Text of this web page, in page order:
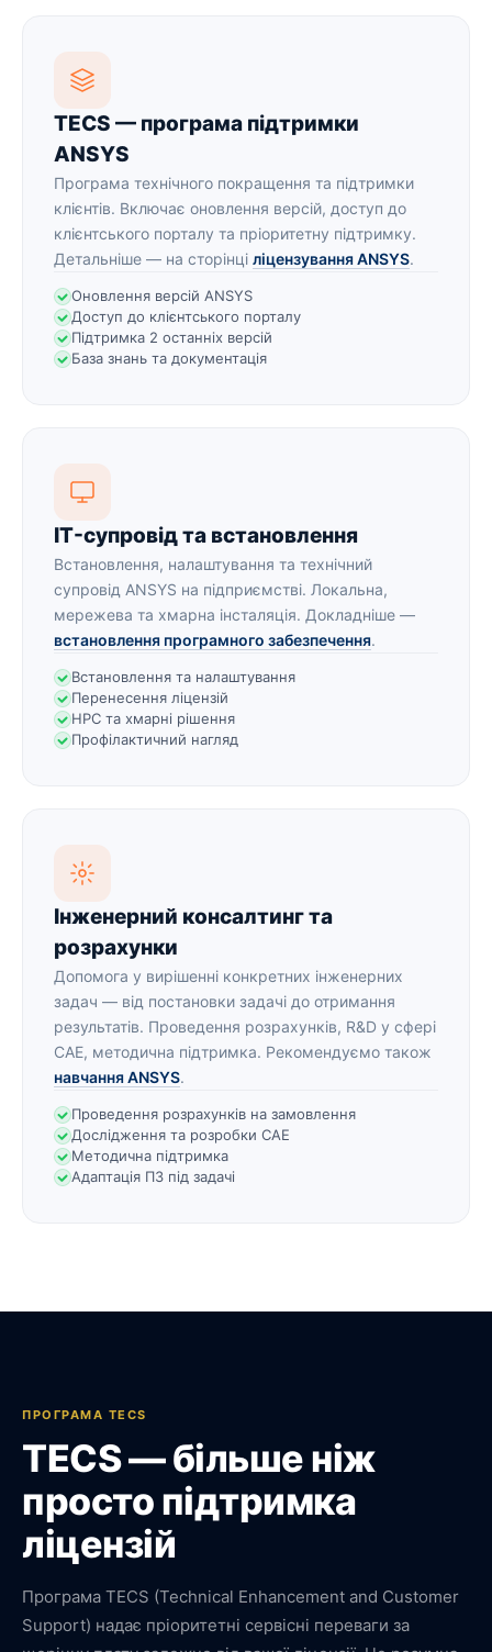
TECS — програма підтримки
ANSYS
Програма технічного покращення та підтримки
клієнтів. Включає оновлення версій, доступ до
клієнтського порталу та пріоритетну підтримку.
Детальніше — на сторінці ліцензування ANSYS.
Оновлення версій ANSYS
Доступ до клієнтського порталу
Підтримка 2 останніх версій
База знань та документація
IT-супровід та встановлення
Встановлення, налаштування та технічний
супровід ANSYS на підприємстві. Локальна,
мережева та хмарна інсталяція. Докладніше —
встановлення програмного забезпечення.
Встановлення та налаштування
Перенесення ліцензій
HPC та хмарні рішення
Профілактичний нагляд
Інженерний консалтинг та
розрахунки
Допомога у вирішенні конкретних інженерних
задач — від постановки задачі до отримання
результатів. Проведення розрахунків, R&D у сфері
CAE, методична підтримка. Рекомендуємо також
навчання ANSYS.
Проведення розрахунків на замовлення
Дослідження та розробки CAE
Методична підтримка
Адаптація ПЗ під задачі
ПРОГРАМА TECS
TECS — більше ніж
просто підтримка
ліцензій
Програма TECS (Technical Enhancement and Customer
Support) надає пріоритетні сервісні переваги за